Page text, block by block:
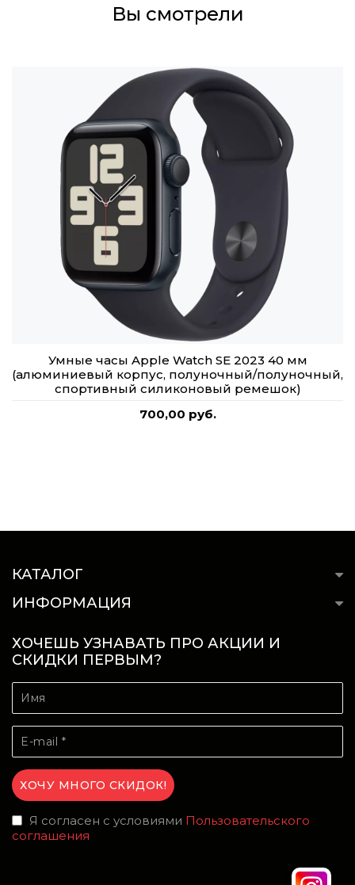
Вы смотрели
Умные часы Apple Watch SE 2023 40 мм
(алюминиевый корпус, полуночный/полуночный,
спортивный силиконовый ремешок)
700,00 руб.
КАТАЛОГ
ИНФОРМАЦИЯ
ХОЧЕШЬ УЗНАВАТЬ ПРО АКЦИИ И
СКИДКИ ПЕРВЫМ?
Я согласен с условиями Пользовательского
соглашения